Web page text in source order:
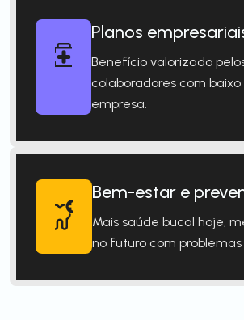
Planos
Benefício valorizado
colaboradores com
empresa.
Bem-estar e
Mais saúde bucal hoje,
no futuro com problemas